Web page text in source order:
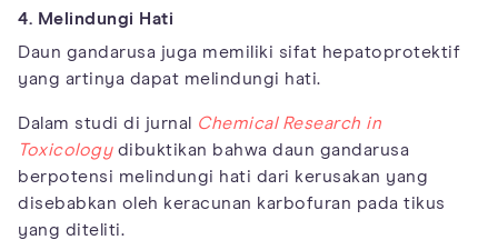
4. Melindungi Hati
Daun gandarusa juga memiliki sifat hepatoprotektif
yang artinya dapat melindungi hati.
Dalam studi di jurnal
Chemical Research in
Toxicologydibuktikan bahwa daun gandarusa
berpotensi melindungi hati dari kerusakan yang
disebabkan oleh keracunan karbofuran pada tikus
yang diteliti.